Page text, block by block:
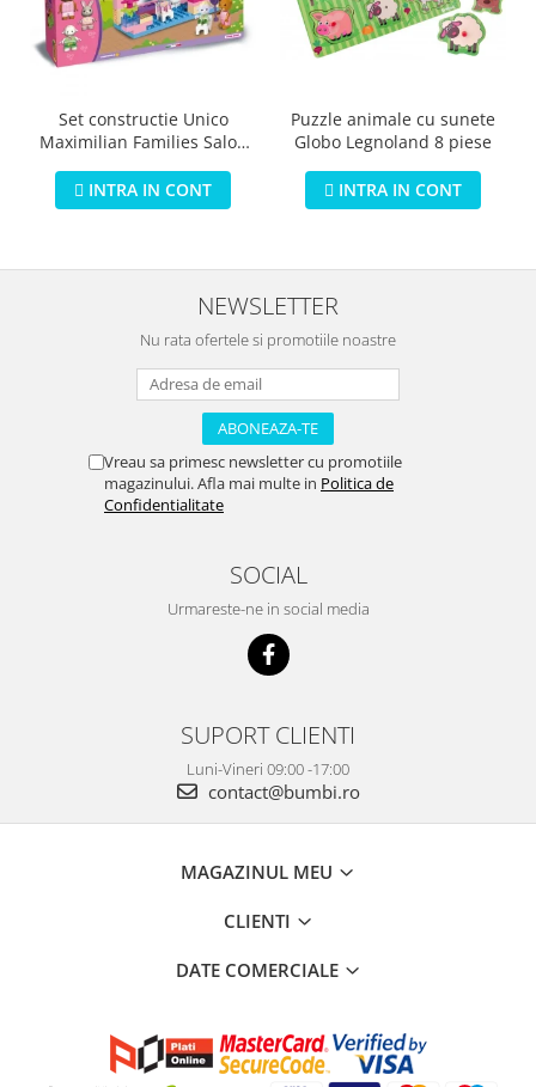
Set constructie Unico
Maximilian Families Salon
INTRA IN CONT
Puzzle animale cu sunete
Globo Legnoland 8 piese
INTRA IN CONT
NEWSLETTER
Nu rata ofertele si promotiile noastre
Vreau sa primesc newsletter cu promotiile
magazinului. Afla mai multe in Politica de
Confidentialitate
SOCIAL
Urmareste-ne in social media
SUPORT CLIENTI
Luni-Vineri 09:00 -17:00
contact@bumbi.ro
MAGAZINUL MEU
CLIENTI
DATE COMERCIALE